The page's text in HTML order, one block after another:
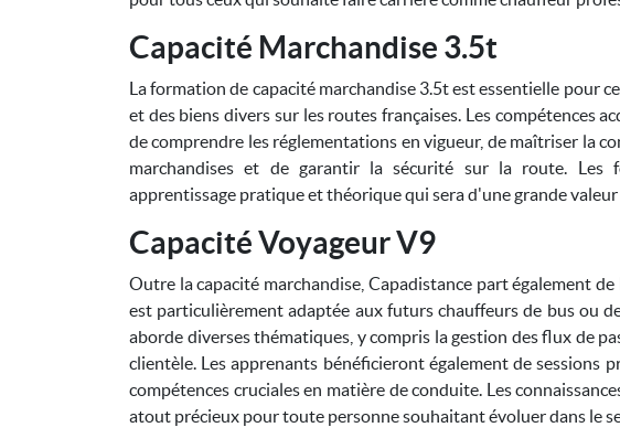
Capacité Marchandise 3.5t
La formation de capacité marchandise 3.5t est essentielle pour
et des biens divers sur les routes françaises. Les compétences
de comprendre les réglementations en vigueur, de maîtriser la
marchandises et de garantir la sécurité sur la route. Les
apprentissage pratique et théorique qui sera d'une grande
Capacité Voyageur V9
Outre la capacité marchandise, Capadistance part également
est particulièrement adaptée aux futurs chauffeurs de bus ou
aborde diverses thématiques, y compris la gestion des flux de
clientèle. Les apprenants bénéficieront également de sessions
compétences cruciales en matière de conduite. Les
atout précieux pour toute personne souhaitant évoluer dans le